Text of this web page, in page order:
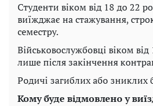
Студенти віком від 18 до 22
виїжджає на стажування,
семестру.
Військовослужбовці віком
лише після закінчення
Родичі загиблих або зниклих
Кому буде відмовлено у